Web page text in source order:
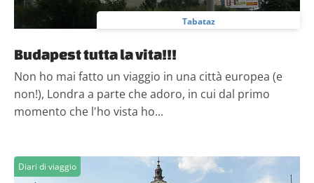
Tabataz
Budapest tutta la vita!!!
Non ho mai fatto un viaggio in una città europea (e
non!), Londra a parte che adoro, in cui dal primo
momento che l'ho vista ho...
Diari di viaggio